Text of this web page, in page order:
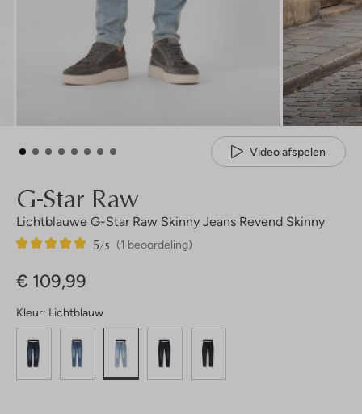
Video afspelen
G-Star Raw
Lichtblauwe G-Star Raw Skinny Jeans Revend Skinny
(1 beoordeling)
5/5
1
5
€ 109,99
Kleur: Lichtblauw